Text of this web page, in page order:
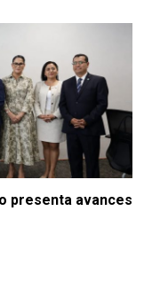
presenta avances